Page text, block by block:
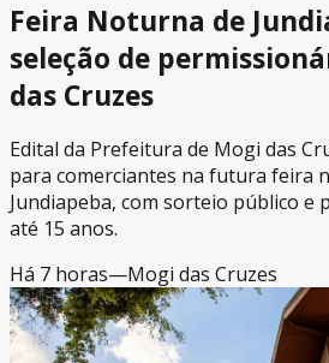
Feira Noturna de
seleção de
das Cruzes
Edital da Prefeitura de Mogi das
para comerciantes na futura feira
Jundiapeba, com sorteio público e
até 15 anos.
Há 7 horas—Mogi das Cruzes